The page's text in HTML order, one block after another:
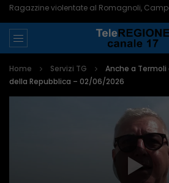
Home Servizi TG
Anche a
della Repubblica – 02/06/2026